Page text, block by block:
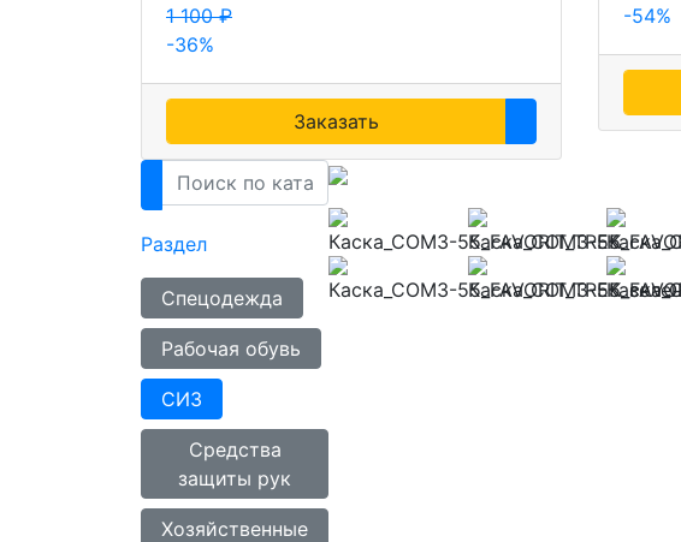
1 100 ₽
-36%
Заказать
-54%
Раздел
Спецодежда
Рабочая обувь
СИЗ
Средства
защиты рук
Хозяйственные